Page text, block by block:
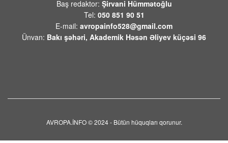
Vüqar Dadaşov:”Məkkə sazişi
gələcəkdə qlobal miqyasda yeni siyasi
və hərbi platformanın əsasına çevrilə
Qüvvələrinin millətçilərini təlimatçılar
08 AVQUST 2026 / 8:34 4
Baş redaktor: Şirvani Hümmətoğlu
Tel: 050 851 90 51
E-mail: avropainfo528@gmail.com
Ünvan: Bakı şəhəri, Akademik Həsən Əliyev küçəsi 96
AVROPA.İNFO © 2024 - Bütün hüquqları qorunur.